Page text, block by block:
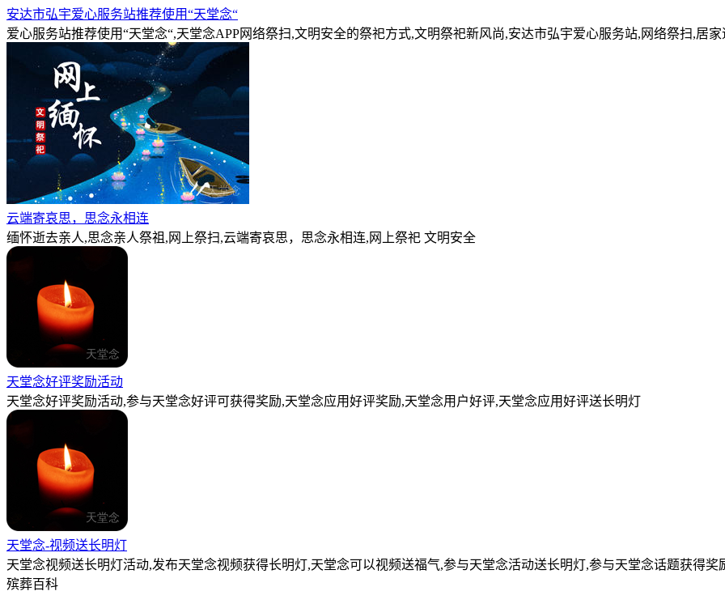
安达市弘宇爱心服务站推荐使用“天堂念“
爱心服务站推荐使用“天堂念“,天堂念APP网络祭扫,文明安全的祭祀方式,文明祭祀新风尚,安达市弘宇爱心服务站,网络祭扫,居
云端寄哀思，思念永相连
缅怀逝去亲人,思念亲人祭祖,网上祭扫,云端寄哀思，思念永相连,网上祭祀 文明安全
天堂念好评奖励活动
天堂念好评奖励活动,参与天堂念好评可获得奖励,天堂念应用好评奖励,天堂念用户好评,天堂念应用好评送长明灯
天堂念-视频送长明灯
天堂念视频送长明灯活动,发布天堂念视频获得长明灯,天堂念可以视频送福气,参与天堂念活动送长明灯,参与天堂念话题获得奖
殡葬百科